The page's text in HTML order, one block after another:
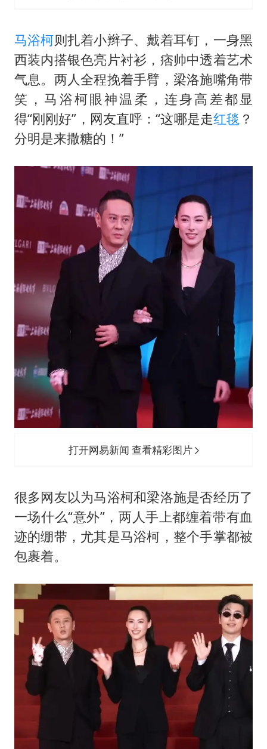
马浴柯则扎着小辫子、戴着耳钉，一身黑
西装内搭银色亮片衬衫，痞帅中透着艺术
气息。两人全程挽着手臂，梁洛施嘴角带
笑，马浴柯眼神温柔，连身高差都显
得“刚刚好”，网友直呼：“这哪是走红毯 ？
分明是来撒糖的！”
打开网易新闻 查看精彩图片
很多网友以为马浴柯和梁洛施是否经历了
一场什么“意外”，两人手上都缠着带有血
迹的绷带，尤其是马浴柯，整个手掌都被
包裹着。